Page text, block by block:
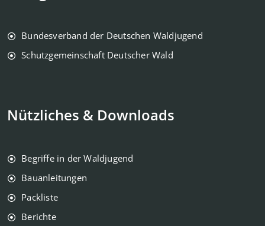
Bundesverband der Deutschen Waldjugend
Schutzgemeinschaft Deutscher Wald
Nützliches & Downloads
Begriffe in der Waldjugend
Bauanleitungen
Packliste
Berichte